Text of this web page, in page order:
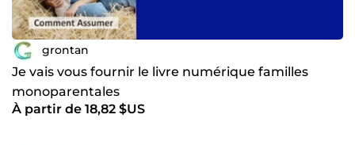
grontan
Je vais vous fournir le livre numérique familles
monoparentales
À partir de 18,82 $US